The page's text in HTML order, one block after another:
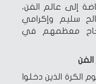
إلى عالم الفن،
سليم وإكرامي
معظمهم في
الكرة الذين دخلوا